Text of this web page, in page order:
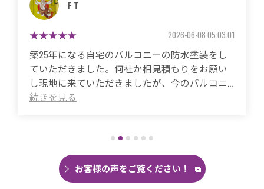
2026-05-26
築50年の自宅、20年程前から雨漏りに悩ま
ていました。
これまで3度天井から雨漏りしてその都度雨
がなく雨の日は憂鬱で仕方ありませんでし
今回は絶対に原因を特定して修繕してほし
思い毎日口コミを見て井澤産業さんにたど
くことができました。
お客様の声をご覧ください！